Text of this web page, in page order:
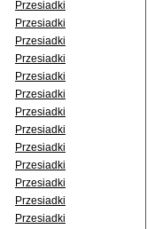
Przesiadki
Przesiadki
Przesiadki
Przesiadki
Przesiadki
Przesiadki
Przesiadki
Przesiadki
Przesiadki
Przesiadki
Przesiadki
Przesiadki
Przesiadki